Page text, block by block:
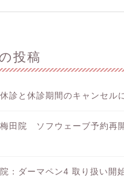
投稿
診と休診期間のキャンセル
田院 ソフウェーブ予約再
：ダーマペン4 取り扱い開